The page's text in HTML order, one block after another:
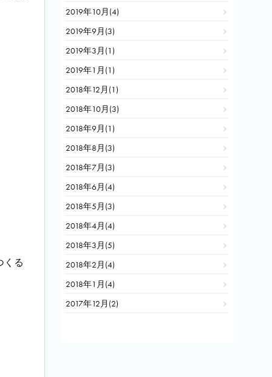
くる
2019年10月(4)
2019年9月(3)
2019年3月(1)
2019年1月(1)
2018年12月(1)
2018年10月(3)
2018年9月(1)
2018年8月(3)
2018年7月(3)
2018年6月(4)
2018年5月(3)
2018年4月(4)
2018年3月(5)
2018年2月(4)
2018年1月(4)
2017年12月(2)